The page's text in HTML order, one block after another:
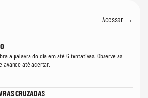
Acessar →
a palavra do dia em até 6 tentativas. Observe as
avance até acertar.
CRUZADAS